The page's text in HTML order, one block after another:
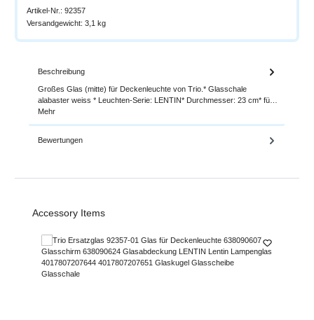
Artikel-Nr.: 92357
Versandgewicht: 3,1 kg
Beschreibung
Großes Glas (mitte) für Deckenleuchte von Trio.* Glasschale
alabaster weiss * Leuchten-Serie: LENTIN* Durchmesser: 23 cm* fü…
Mehr
Bewertungen
Produktgalerie überspringen
Accessory Items